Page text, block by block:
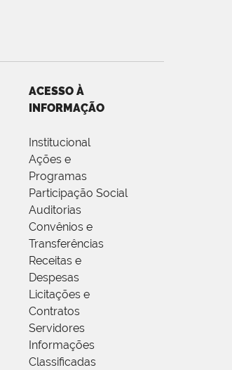
ACESSO À
INFORMAÇÃO
Institucional
Ações e
Programas
Participação Social
Auditorias
Convênios e
Transferências
Receitas e
Despesas
Licitações e
Contratos
Servidores
Informações
Classificadas